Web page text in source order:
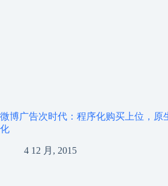
微博广告次时代：程序化购买上位，原
化
4 12 月, 2015